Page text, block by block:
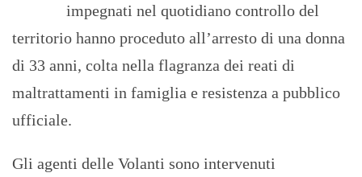
impegnati nel quotidiano controllo del
territorio hanno proceduto all’arresto di una donna
di 33 anni, colta nella flagranza dei reati di
maltrattamenti in famiglia e resistenza a pubblico
ufficiale.
Gli agenti delle Volanti sono intervenuti